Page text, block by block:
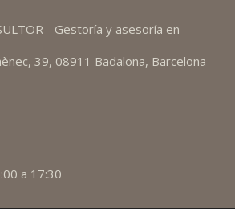
- Gestoría y asesoría en
39, 08911 Badalona, Barcelona
a 17:30